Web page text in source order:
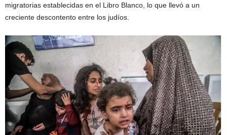
migratorias establecidas en el Libro Blanco, lo que llevó a un
creciente descontento entre los judíos.